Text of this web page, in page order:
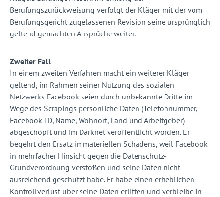
Berufungszurückweisung verfolgt der Kläger mit der vom
Berufungsgericht zugelassenen Revision seine ursprünglich
geltend gemachten Ansprüche weiter.
Zweiter Fall
In einem zweiten Verfahren macht ein weiterer Kläger
geltend, im Rahmen seiner Nutzung des sozialen
Netzwerks Facebook seien durch unbekannte Dritte im
Wege des Scrapings persönliche Daten (Telefonnummer,
Facebook-ID, Name, Wohnort, Land und Arbeitgeber)
abgeschöpft und im Darknet veröffentlicht worden. Er
begehrt den Ersatz immateriellen Schadens, weil Facebook
in mehrfacher Hinsicht gegen die Datenschutz-
Grundverordnung verstoßen und seine Daten nicht
ausreichend geschützt habe. Er habe einen erheblichen
Kontrollverlust über seine Daten erlitten und verbleibe in